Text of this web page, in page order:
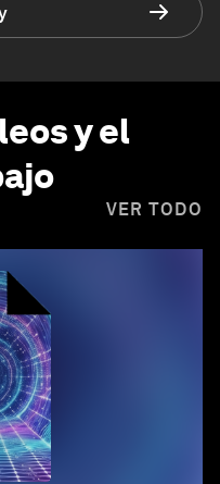
y el
VER TODO